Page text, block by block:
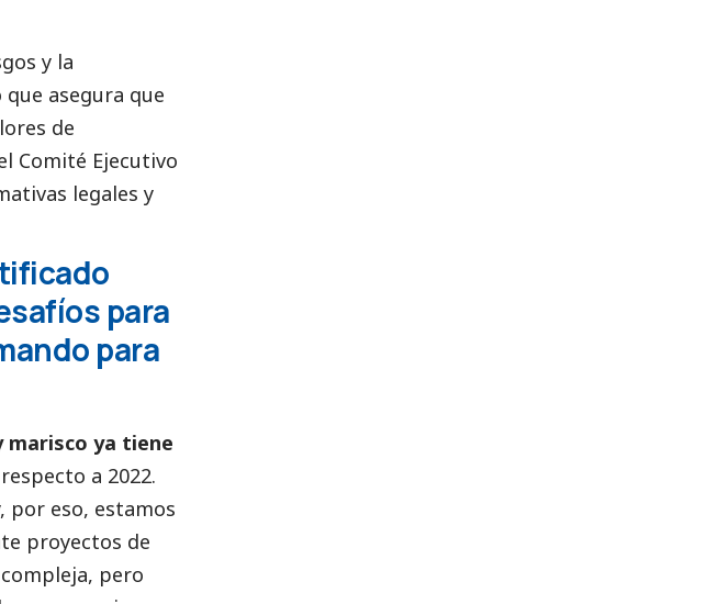
y la
asegura que
de
Comité Ejecutivo
legales y
para
para
marisco ya tiene
a 2022.
por eso, estamos
proyectos de
pero